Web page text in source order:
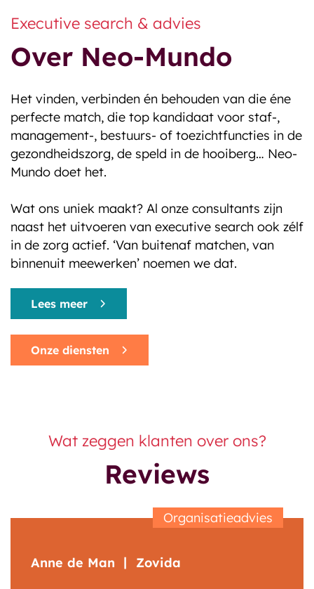
Executive search & advies
Over Neo-Mundo
Het vinden, verbinden én behouden van die éne
perfecte match, die top kandidaat voor staf-,
management-, bestuurs- of toezichtfuncties in de
gezondheidszorg, de speld in de hooiberg… Neo-
Mundo doet het.
Wat ons uniek maakt? Al onze consultants zijn
naast het uitvoeren van executive search ook zélf
in de zorg actief. ‘Van buitenaf matchen, van
binnenuit meewerken’ noemen we dat.
Lees meer
Onze diensten
Wat zeggen klanten over ons?
Reviews
Organisatieadvies
Anne de Man Zovida